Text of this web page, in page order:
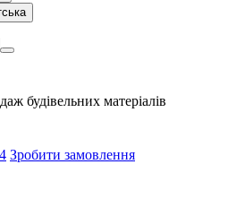
будівельних матеріалів
Зробити замовлення